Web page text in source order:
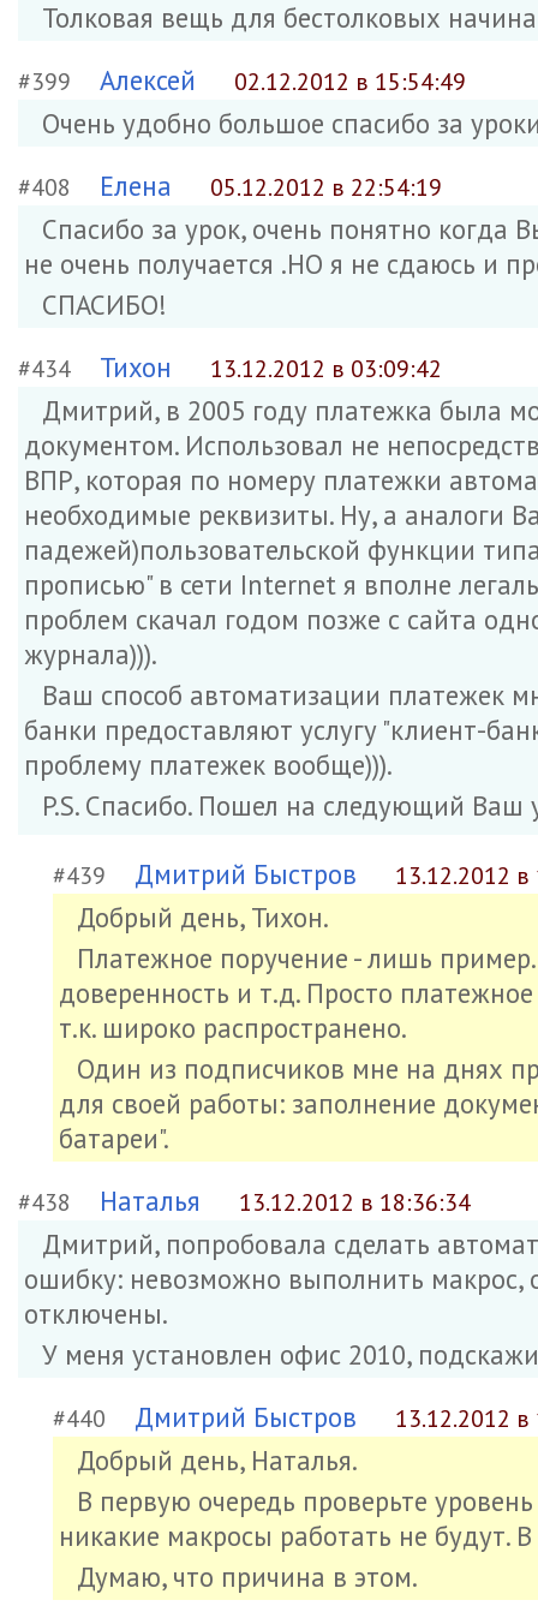
Толковая вещь для бестолковых
#399 Алексей 02.12.2012 в 15:54:49
Очень удобно большое спасибо за
#408 Елена 05.12.2012 в 22:54:19
Спасибо за урок, очень понятно когда
не очень получается .НО я не сдаюсь и
СПАСИБО!
#434 Тихон 13.12.2012 в 03:09:42
Дмитрий, в 2005 году платежка была
документом. Использовал не
ВПР, которая по номеру платежки
необходимые реквизиты. Ну, а аналоги
падежей)пользовательской функции
прописью" в сети Internet я вполне
проблем скачал годом позже с сайта
журнала))).
Ваш способ автоматизации платежек
банки предоставляют услугу "клиент-
проблему платежек вообще))).
P.S. Спасибо. Пошел на следующий Ваш
#439 Дмитрий Быстров 13.12.2012 в
Добрый день, Тихон.
Платежное поручение - лишь
доверенность и т.д. Просто
т.к. широко распространено.
Один из подписчиков мне на днях
для своей работы: заполнение
батареи".
#438 Наталья 13.12.2012 в 18:36:34
Дмитрий, попробовала сделать
ошибку: невозможно выполнить макрос,
отключены.
У меня установлен офис 2010,
#440 Дмитрий Быстров 13.12.2012 в
Добрый день, Наталья.
В первую очередь проверьте
никакие макросы работать не будут.
Думаю, что причина в этом.